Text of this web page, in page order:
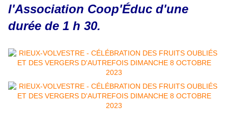
l'Association Coop'Éduc d'une
durée de 1 h 30.